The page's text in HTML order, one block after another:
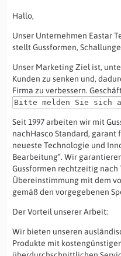
Hallo,
Unser Unternehmen Eastar
stellt Gussformen,
Unser Marketing Ziel ist,
Kunden zu senken und,
Firma zu verbessern.
Bitte melden Sie sich
Seit 1997 arbeiten wir mit
nachHasco Standard, garant
neueste Technologie und
Bearbeitung“. Wir
Gussformen rechtzeitig
Übereinstimmung mit dem
gemäß den vorgegebenen
Der Vorteil unserer Arbeit:
Wir bieten unseren
Produkte mit